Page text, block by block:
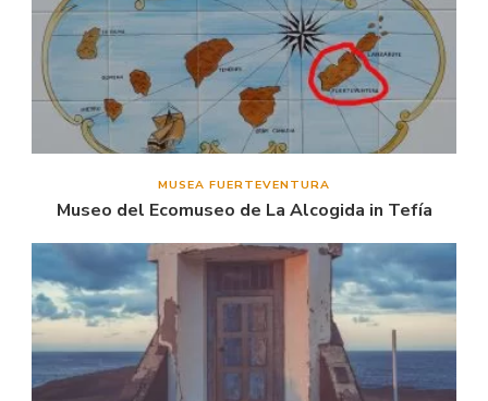
MUSEA FUERTEVENTURA
Museo del Ecomuseo de La Alcogida in Tefía